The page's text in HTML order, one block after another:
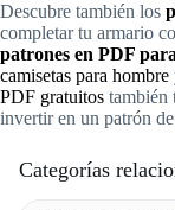
Descubre también los
completar tu armario
patrones en PDF
camisetas para hombre
PDF gratuitos también
invertir en un patrón
Categorías